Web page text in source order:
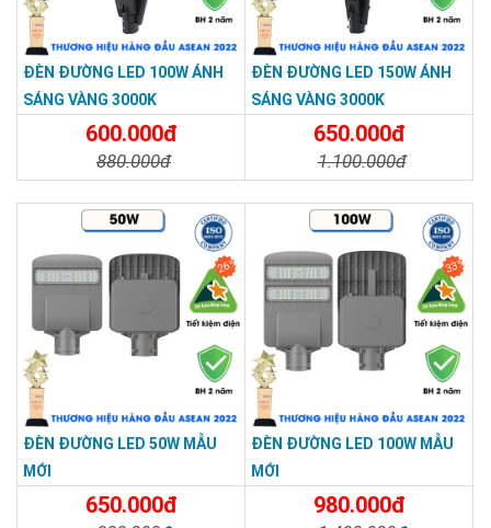
SẢN PHẨM CHẤT LƯỢNG - DỊCH VỤ TIN DÙNG LẦN VII - 2020
ĐÈN ĐƯỜNG LED 100W ÁNH
SÁNG VÀNG 3000K
600.000đ
880.000đ
ĐÈN ĐƯỜNG LED 150W ÁNH
SÁNG VÀNG 3000K
650.000đ
1.100.000đ
26%
ĐÈN ĐƯỜNG LED 50W MẪU
MỚI
650.000đ
33%
ĐÈN ĐƯỜNG LED 100W MẪU
MỚI
980.000đ